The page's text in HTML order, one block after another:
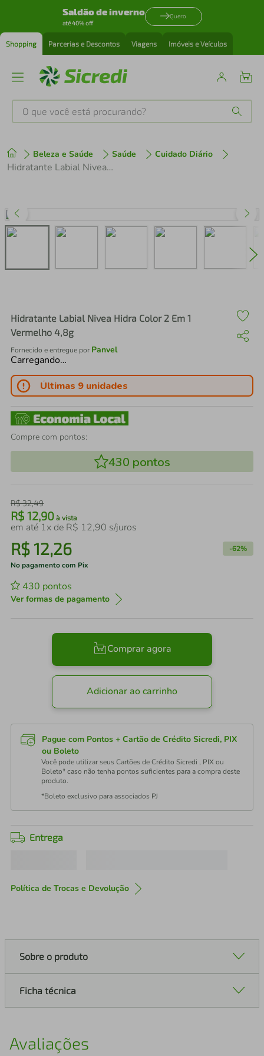
Saldão de inverno
até 40% off
Quero
Shopping Parcerias e Descontos Viagens Imóveis e Veículos
O que você está procurando?
Beleza e Saúde Saúde Cuidado Diário
Hidratante Labial Nivea Hidra Color 2 Em 1 Vermelho 4,8g
Hidratante Labial Nivea Hidra Color 2 Em 1
Vermelho 4,8g
Fornecido e entregue por Panvel
Carregando…
Últimas 9 unidades
Compre com pontos:
430 pontos
R$32,49
R$ 12,90 à vista
em até 1x de R$ 12,90 s/juros
R$12,26 -62%
No pagamento com Pix
430 pontos
Ver formas de pagamento
Comprar agora
Adicionar ao carrinho
Pague com Pontos + Cartão de Crédito Sicredi, PIX
ou Boleto
Você pode utilizar seus Cartões de Crédito Sicredi , PIX ou
Boleto* caso não tenha pontos suficientes para a compra deste
produto.
*Boleto exclusivo para associados PJ
Entrega
Política de Trocas e Devolução
Sobre o produto
Ficha técnica
Avaliações
1º tenis
perfume